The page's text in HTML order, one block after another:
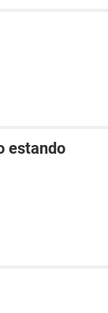
estando